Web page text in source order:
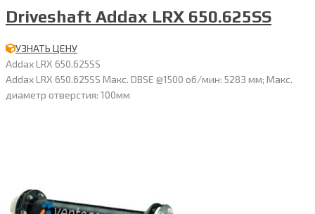
Driveshaft Addax LRX 650.625SS
УЗНАТЬ ЦЕНУ
Addax LRX 650.625SS
Addax LRX 650.625SS Макс. DBSE @1500 об/мин: 5283 мм; Макс.
диаметр отверстия: 100мм